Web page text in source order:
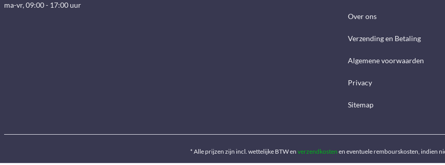
ma-vr, 09:00 - 17:00 uur
Over ons
Verzending en Betaling
Algemene voorwaarden
Privacy
Sitemap
* Alle prijzen zijn incl. wettelijke BTW en verzendkosten en eventuele rembourskosten, indien